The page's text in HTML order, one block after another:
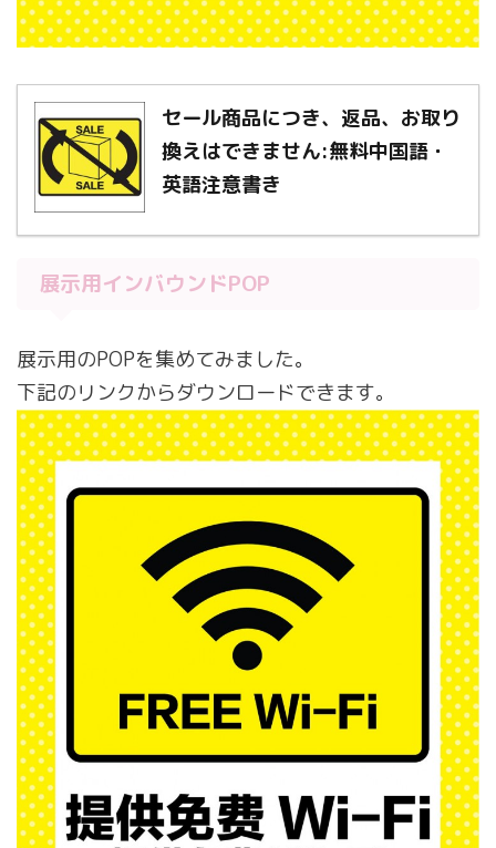
セール商品につき、返品、お取り
換えはできません:無料中国語・
英語注意書き
展示用インバウンドPOP
展示用のPOPを集めてみました。
下記のリンクからダウンロードできます。